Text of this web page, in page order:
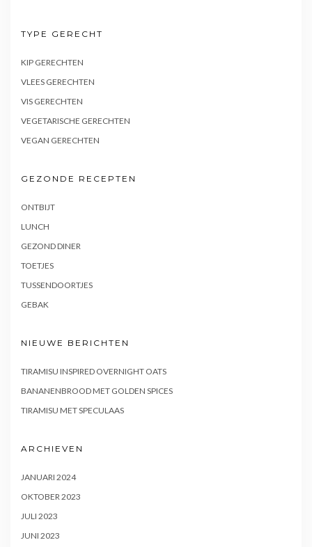
TYPE GERECHT
KIP GERECHTEN
VLEES GERECHTEN
VIS GERECHTEN
VEGETARISCHE GERECHTEN
VEGAN GERECHTEN
GEZONDE RECEPTEN
ONTBIJT
LUNCH
GEZOND DINER
TOETJES
TUSSENDOORTJES
GEBAK
NIEUWE BERICHTEN
TIRAMISU INSPIRED OVERNIGHT OATS
BANANENBROOD MET GOLDEN SPICES
TIRAMISU MET SPECULAAS
ARCHIEVEN
JANUARI 2024
OKTOBER 2023
JULI 2023
JUNI 2023